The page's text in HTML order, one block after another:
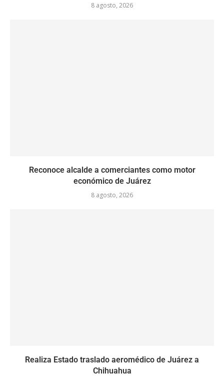
8 agosto, 2026
Reconoce alcalde a comerciantes como motor
económico de Juárez
8 agosto, 2026
Realiza Estado traslado aeromédico de Juárez a
Chihuahua